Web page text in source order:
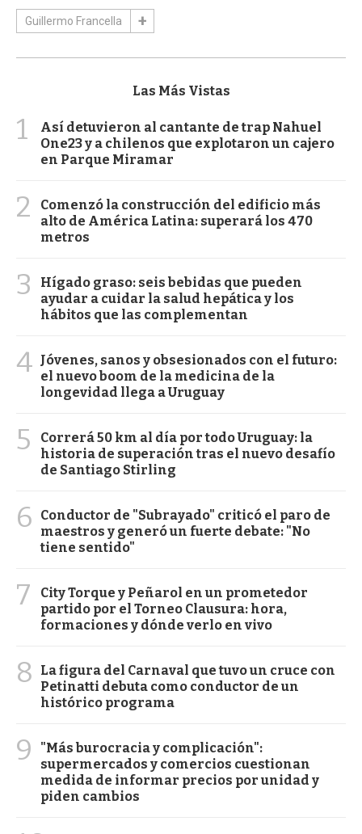
Guillermo Francella
Las Más Vistas
1
Así detuvieron al cantante de trap Nahuel
One23 y a chilenos que explotaron un cajero
en Parque Miramar
2
Comenzó la construcción del edificio más
alto de América Latina: superará los 470
metros
3
Hígado graso: seis bebidas que pueden
ayudar a cuidar la salud hepática y los
hábitos que las complementan
4 Jóvenes, sanos y obsesionados con el futuro:
el nuevo boom de la medicina de la
longevidad llega a Uruguay
5
Correrá 50 km al día por todo Uruguay: la
historia de superación tras el nuevo desafío
de Santiago Stirling
6
Conductor de "Subrayado" criticó el paro de
maestros y generó un fuerte debate: "No
tiene sentido"
7
City Torque y Peñarol en un prometedor
partido por el Torneo Clausura: hora,
formaciones y dónde verlo en vivo
8
La figura del Carnaval que tuvo un cruce con
Petinatti debuta como conductor de un
histórico programa
9
"Más burocracia y complicación":
supermercados y comercios cuestionan
medida de informar precios por unidad y
piden cambios